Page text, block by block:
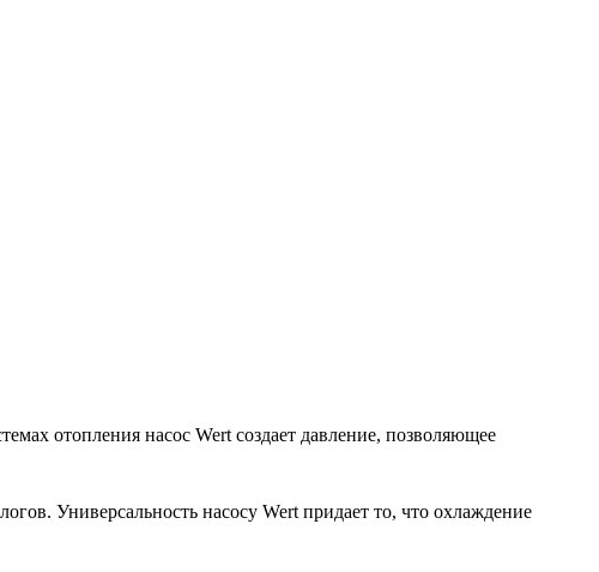
отопления насос Wert создает давление, позволяющее
Универсальность насосу Wert придает то, что охлаждение